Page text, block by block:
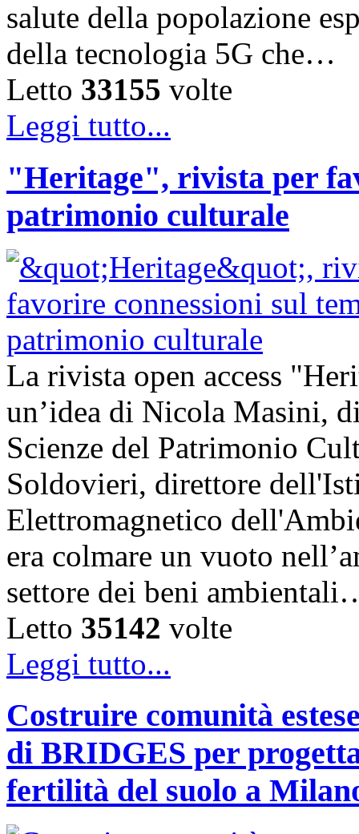
salute della popolazione
della tecnologia 5G che…
Letto 33155 volte
Leggi tutto...
"Heritage", rivista per
patrimonio culturale
La rivista open access
un’idea di Nicola Masini,
Scienze del Patrimonio
Soldovieri, direttore
Elettromagnetico
era colmare un vuoto
settore dei beni
Letto 35142 volte
Leggi tutto...
Costruire comunità
di BRIDGES per
fertilità del suolo a